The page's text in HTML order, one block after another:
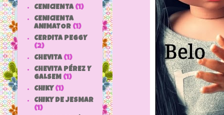
CENICIENTA (1)
CENICIENTA
ANIMATOR (1)
CERDITA PEGGY
(2)
CHEVITA (1)
CHEVITA PÉREZ Y
GALSEM (1)
CHIKY (1)
CHIKY DE JESMAR
(1)